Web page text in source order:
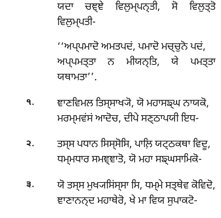
ਯਦਾ ਚਞ੍ਞੇ ਵਿਲੁਮ੍ਪਨ੍ਤੀ, ਸੋ ਵਿਲੁਤ੍ਤੋ
ਵਿਲੁਮ੍ਪਤੀ-
‘‘ਅਪ੍ਪਮਾਦੋਅਮਤਪਦਂ, ਪਮਾਦੋ ਮਚ੍ਚੁਨੋ ਪਦਂ,
ਅਪ੍ਪਮਤ੍ਤਾ ਨ ਮੀਯਨ੍ਤਿ, ਯੇ ਪਮਤ੍ਤਾ
ਯਥਾਮਤਾ’’.
੧.
ਞਾਣਵਿਮਲ ਤਿਸ੍ਸਾਖ੍ਯੋ, ਯੋ ਮਹਾਸਙ੍ਘ ਨਾਯਕੋ,
ਮਰਮ੍ਮਵਂਸਂ ਆਦੋਚ, ਦੀਪੇ ਸਣ੍ਠਾਪਯੀ ਇਧ-
੨.
ਤਸ੍ਸ ਪਧਾਨ ਸਿਸ੍ਸੋਸਿ, ਪਾਲ਼ਿ ਯਟ੍ਠਕਥਾ ਵਿਦੂ,
ਧਮ੍ਮਧਾਰ ਸਮਞ੍ਞਾਤੋ, ਯੋ ਮਹਾ ਸਙ੍ਘਸਾਮਿਕੋ-
੩.
ਯੋ ਤਸ੍ਸ ਮੁਖ੍ਯਸਿਂਸ੍ਸਾ ਸਿ, ਧਮ੍ਮੇ ਸਤ੍ਥੇਵ ਕੋਵਿਦੋ,
ਞਾਣਾਨਨ੍ਦ ਮਹਾਥੇਰੋ, ਖੇ ਮਾ ਵਿਯ ਸੁਪਾਕਟੋ-